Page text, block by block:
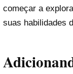
começar a
suas habilidades